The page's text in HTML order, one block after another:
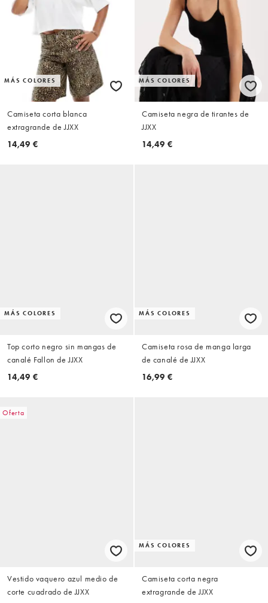
MÁS COLORES
Camiseta corta blanca
extragrande de JJXX
14,49 €
MÁS COLORES
Camiseta negra de tirantes de
JJXX
14,49 €
MÁS COLORES
Top corto negro sin mangas de
canalé Fallon de JJXX
14,49 €
MÁS COLORES
Camiseta rosa de manga larga
de canalé de JJXX
16,99 €
Oferta
Vestido vaquero azul medio de
corte cuadrado de JJXX
MÁS COLORES
Camiseta corta negra
extragrande de JJXX